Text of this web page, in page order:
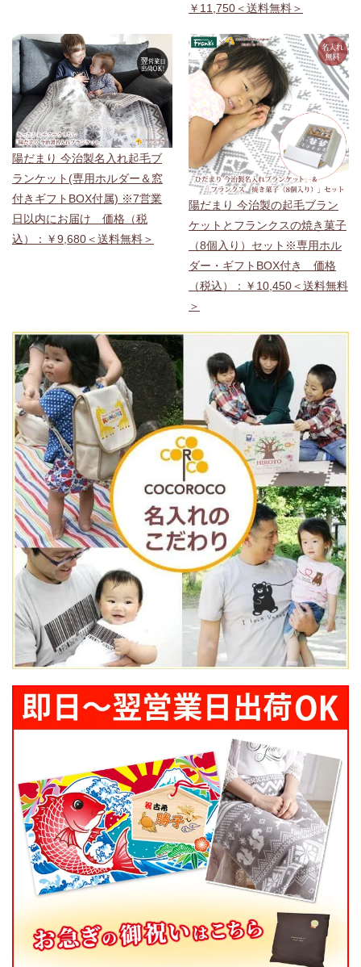
￥11,750＜送料無料＞
陽だまり 今治製名入れ起毛ブ
ランケット(専用ホルダー＆窓
付きギフトBOX付属) ※7営業
日以内にお届け 価格（税
込）：￥9,680＜送料無料＞
陽だまり 今治製の起毛ブラン
ケットとフランクスの焼き菓子
（8個入り）セット※専用ホル
ダー・ギフトBOX付き 価格
（税込）：￥10,450＜送料無料
＞